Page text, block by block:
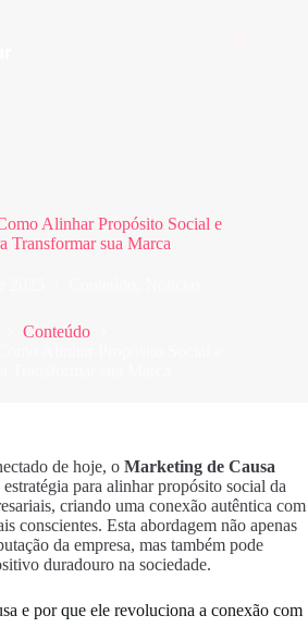
Alinhar Propósito Social e
Transformar sua Marca
Conteúdo
de hoje, o Marketing de Causa
para alinhar propósito social da
criando uma conexão autêntica com
conscientes. Esta abordagem não apenas
da empresa, mas também pode
duradouro na sociedade.
e por que ele revoluciona a conexão com